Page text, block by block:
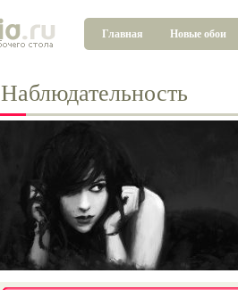
Главная Новые обои
Наблюдательность